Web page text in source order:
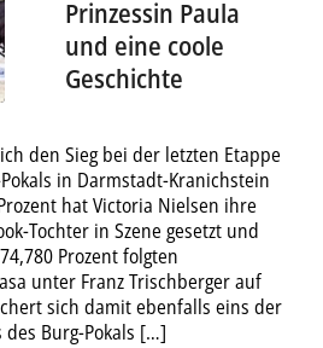
Prinzessin Paula
und eine coole
Geschichte
den Sieg bei der letzten Etappe
in Darmstadt-Kranichstein
hat Victoria Nielsen ihre
Tochter in Szene gesetzt und
Prozent folgten
unter Franz Trischberger auf
sich damit ebenfalls eins der
Burg-Pokals […]